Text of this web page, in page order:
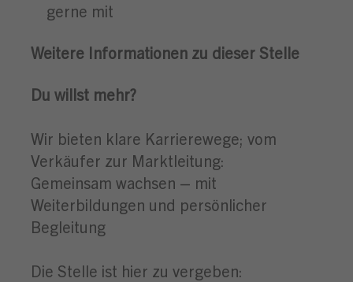
gerne mit
Weitere Informationen zu dieser Stelle
Du willst mehr?
Wir bieten klare Karrierewege; vom
Verkäufer zur Marktleitung:
Gemeinsam wachsen – mit
Weiterbildungen und persönlicher
Begleitung
Die Stelle ist hier zu vergeben: